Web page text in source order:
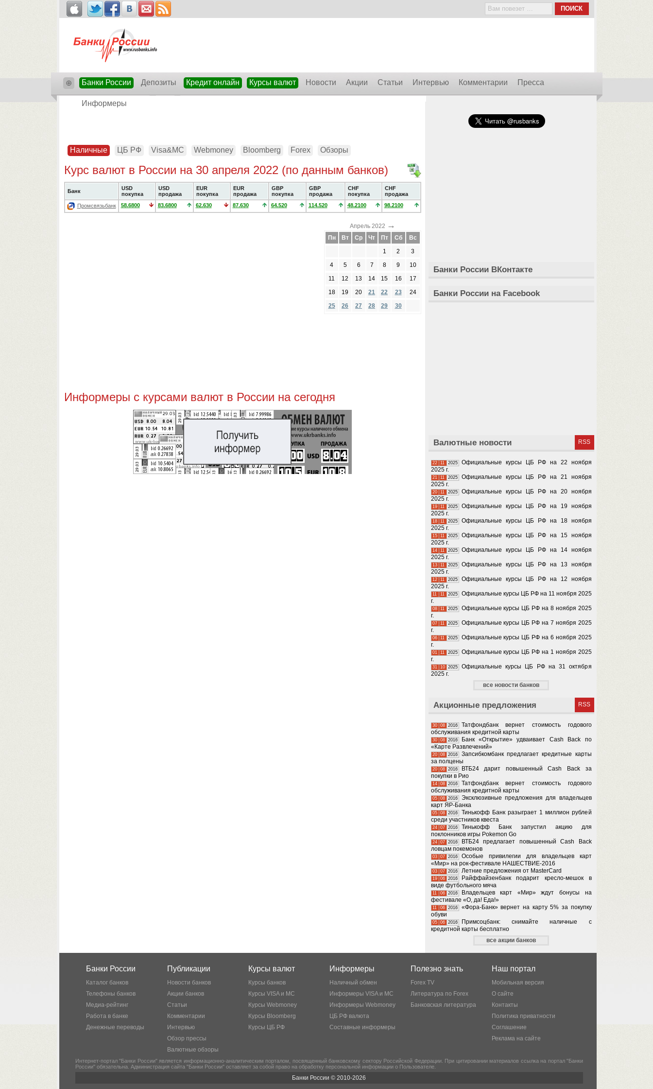
⊕ Банки России Депозиты Кредит онлайн Курсы валют Новости Акции Статьи Интервью Комментарии Пресса
Информеры
Наличные ЦБ РФ Visa&MC Webmoney Bloomberg Forex Обзоры
Курс валют в России на 30 апреля 2022 (по данным банков)
Банк
USD
покупка
USD
продажа
EUR
покупка
EUR
продажа
GBP
покупка
GBP
продажа
CHF
покупка
CHF
продажа
Промсвязьбанк
58.6800 83.6800 62.630 87.630 64.520 114.520 48.2100 98.2100
Апрель 2022 →
Пн Вт Ср Чт Пт Сб
Вс
1
2
3
4
5 6 7 8 9
10
11
12 13 14 15 16
17
18
19 20 21 22 23
24
25
26 27 28 29 30
Информеры с курсами валют в России на сегодня
Банки России ВКонтакте
Банки России на Facebook
Валютные новости RSS
22 11 2025
Официальные курсы ЦБ РФ на 22 ноября
2025 г.
21 11 2025
Официальные курсы ЦБ РФ на 21 ноября
2025 г.
20 11 2025
Официальные курсы ЦБ РФ на 20 ноября
2025 г.
19 11 2025
Официальные курсы ЦБ РФ на 19 ноября
2025 г.
18 11 2025
Официальные курсы ЦБ РФ на 18 ноября
2025 г.
15 11 2025
Официальные курсы ЦБ РФ на 15 ноября
2025 г.
14 11 2025
Официальные курсы ЦБ РФ на 14 ноября
2025 г.
13 11 2025
Официальные курсы ЦБ РФ на 13 ноября
2025 г.
12 11 2025
Официальные курсы ЦБ РФ на 12 ноября
2025 г.
11 11 2025
Официальные курсы ЦБ РФ на 11 ноября 2025
г.
08 11 2025
Официальные курсы ЦБ РФ на 8 ноября 2025
г.
07 11 2025
Официальные курсы ЦБ РФ на 7 ноября 2025
г.
06 11 2025
Официальные курсы ЦБ РФ на 6 ноября 2025
г.
01 11 2025
Официальные курсы ЦБ РФ на 1 ноября 2025
г.
31 10 2025
Официальные курсы ЦБ РФ на 31 октября
2025 г.
все новости банков
Акционные предложения RSS
30 08 2016
Татфондбанк вернет стоимость годового
обслуживания кредитной карты
30 08 2016
Банк «Открытие» удваивает Cash Back по
«Карте Развлечений»
20 08 2016
Запсибкомбанк предлагает кредитные карты
за полцены
20 08 2016
ВТБ24 дарит повышенный Cash Back за
покупки в Рио
14 08 2016
Татфондбанк вернет стоимость годового
обслуживания кредитной карты
05 08 2016
Эксклюзивные предложения для владельцев
карт ЯР-Банка
05 08 2016
Тинькофф Банк разыграет 1 миллион рублей
среди участников квеста
24 07 2016
Тинькофф Банк запустил акцию для
поклонников игры Pokemon Go
24 07 2016
ВТБ24 предлагает повышенный Cash Back
ловцам покемонов
03 07 2016
Особые привилегии для владельцев карт
«Мир» на рок-фестивале НАШЕСТВИЕ-2016
03 07 2016 Летние предложения от MasterCard
19 06 2016
Райффайзенбанк подарит кресло-мешок в
виде футбольного мяча
11 06 2016
Владельцев карт «Мир» ждут бонусы на
фестивале «О, да! Еда!»
11 06 2016
«Фора-Банк» вернет на карту 5% за покупку
обуви
05 06 2016
Примсоцбанк: снимайте наличные с
кредитной карты бесплатно
все акции банков
Банки России
Каталог банков
Телефоны банков
Медиа-рейтинг
Работа в банке
Денежные переводы
Публикации
Новости банков
Акции банков
Статьи
Комментарии
Интервью
Обзор прессы
Валютные обзоры
Курсы валют
Курсы банков
Курсы VISA и MC
Курсы Webmoney
Курсы Bloomberg
Курсы ЦБ РФ
Информеры
Наличный обмен
Информеры VISA и MC
Информеры Webmoney
ЦБ РФ валюта
Составные информеры
Полезно знать
Forex TV
Литература по Forex
Банковская литература
Наш портал
Мобильная версия
О сайте
Контакты
Политика приватности
Соглашение
Реклама на сайте
Интернет-портал "Банки России" является информационно-аналитическим порталом, посвященный банковскому сектору Российской Федерации. При цитировании материалов ссылка на портал "Банки
России" обязательна. Администрация сайта "Банки России" оставляет за собой право на обработку персональной информации о Пользователе.
Банки России © 2010-2026